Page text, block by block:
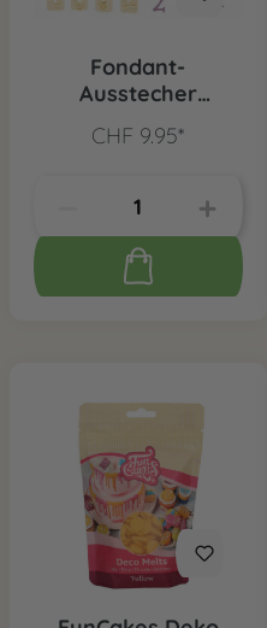
Fondant-
Ausstecher
tlg.
CHF 9.95*